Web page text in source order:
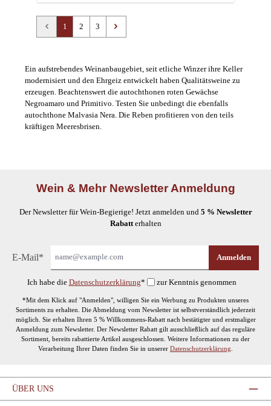
Seite
1 Seite
2 Seite
3
Ein aufstrebendes Weinanbaugebiet, seit etliche Winzer ihre Keller
modernisiert und den Ehrgeiz entwickelt haben Qualitätsweine zu
erzeugen. Beachtenswert die autochthonen roten Gewächse
Negroamaro und Primitivo. Testen Sie unbedingt die ebenfalls
autochthone Malvasia Nera. Die Reben profitieren von den teils
kräftigen Meeresbrisen.
Wein & Mehr Newsletter Anmeldung
Der Newsletter für Wein-Begierige! Jetzt anmelden und 5 % Newsletter
Rabatterhalten
E-Mail* Anmelden
Ich habe die Datenschutzerklärung* zur Kenntnis genommen
*Mit dem Klick auf "Anmelden", willigen Sie ein Werbung zu Produkten unseres
Sortiments zu erhalten. Die Abmeldung vom Newsletter ist selbstverständlich jederzeit
möglich. Sie erhalten Ihren 5 % Willkommens-Rabatt nach bestätigter und erstmaliger
Anmeldung zum Newsletter. Der Newsletter Rabatt gilt ausschließlich auf das reguläre
Sortiment, bereits rabattierte Artikel ausgeschlossen. Weitere Informationen zu der
Verarbeitung Ihrer Daten finden Sie in unserer Datenschutzerklärung
ÜBER UNS